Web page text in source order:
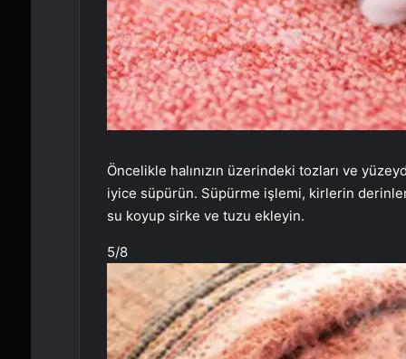
Öncelikle halınızın üzerindeki tozları ve
iyice süpürün. Süpürme işlemi, kirlerin
su koyup sirke ve tuzu ekleyin.
5/8